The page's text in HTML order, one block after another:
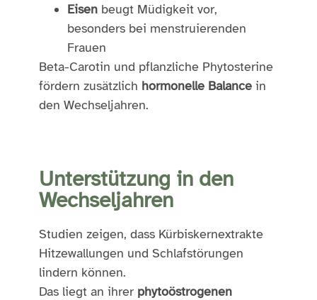
Eisen beugt Müdigkeit vor,
besonders bei menstruierenden
Frauen
Beta-Carotin und pflanzliche Phytosterine
fördern zusätzlich hormonelle Balance in
den Wechseljahren.
Unterstützung in den
Wechseljahren
Studien zeigen, dass Kürbiskernextrakte
Hitzewallungen und Schlafstörungen
lindern können.
Das liegt an ihrer phytoöstrogenen